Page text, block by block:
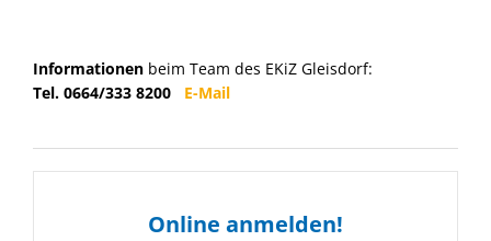
Informationen beim Team des EKiZ Gleisdorf:
Tel. 0664/333 8200 E-Mail
Online anmelden!